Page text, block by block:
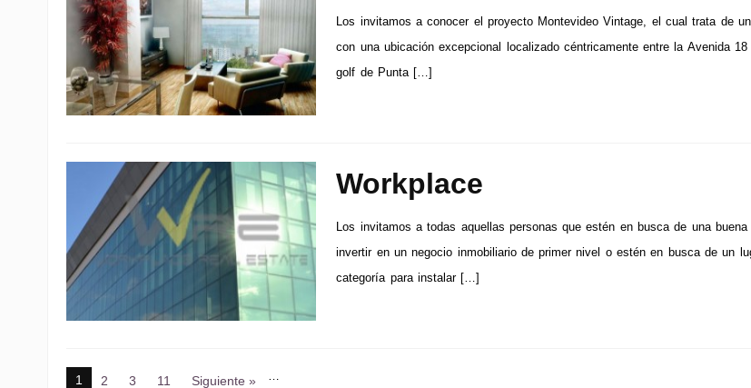
Los invitamos a conocer el proyecto Montevideo Vintage, el cual trata de
con una ubicación excepcional localizado céntricamente entre la Avenida
golf de Punta […]
Workplace
Los invitamos a todas aquellas personas que estén en busca de una buena
invertir en un negocio inmobiliario de primer nivel o estén en busca de un
categoría para instalar […]
1 2 3 …
11 Siguiente »